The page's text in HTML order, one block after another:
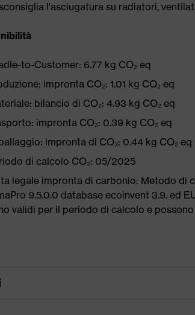
l'asciugatura su radiatori,
to-Customer: 6.77 kg CO₂ eq
impronta CO₂: 1.01 kg CO₂ eq
bilancio di CO₂: 4.93 kg CO₂ eq
impronta CO₂: 0.39 kg CO₂ eq
impronta di CO₂: 0.44 kg CO₂ eq
di calcolo CO₂: 05/2025
legale impronta di carbonio: Metodo di
9.5.0.0 database ecoinvent 3.9. ed
validi per il periodo di calcolo e
colore